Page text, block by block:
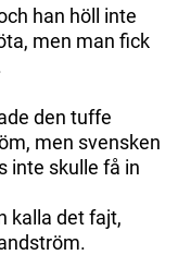
han höll inte
men man fick
den tuffe
men svensken
inte skulle få in
kalla det fajt,